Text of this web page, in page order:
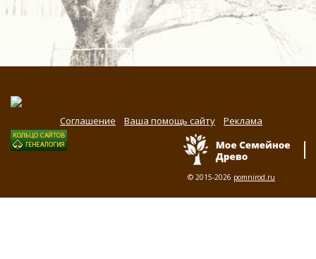
Соглашение Ваша помощь сайту Реклама
© 2015-2026 pomnirod.ru